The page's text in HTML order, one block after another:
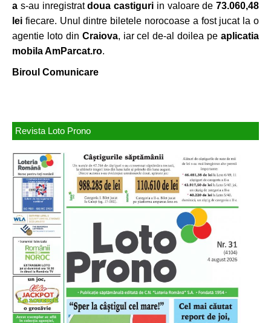
a s-au inregistratdoua castiguri in valoare de 73.060,48
lei fiecare. Unul dintre biletele norocoase a fost jucat la o
agentie loto din Craiova, iar cel de-al doilea peaplicatia
mobila AmParcat.ro.
Biroul Comunicare
Revista Loto Prono